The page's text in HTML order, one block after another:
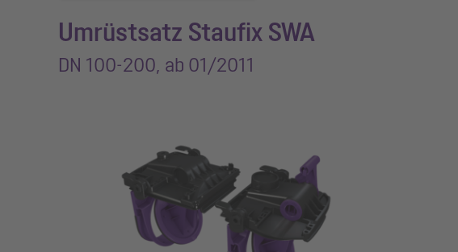
Umrüstsatz Staufix SWA
DN 100-200, ab 01/2011